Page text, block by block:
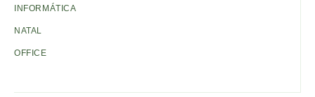
INFORMÁTICA
NATAL
OFFICE